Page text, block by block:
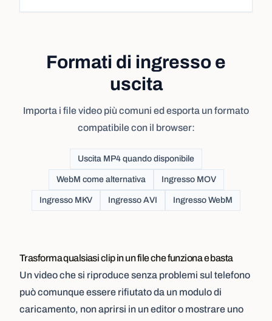
Formati di ingresso e
uscita
Importa i file video più comuni ed esporta un formato
compatibile con il browser:
Uscita MP4 quando disponibile
WebM come alternativa Ingresso MOV
Ingresso MKV Ingresso AVI Ingresso WebM
Trasforma qualsiasi clip in un file che funziona e basta
Un video che si riproduce senza problemi sul telefono
può comunque essere rifiutato da un modulo di
caricamento, non aprirsi in un editor o mostrare uno